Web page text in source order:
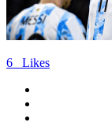
6 Likes